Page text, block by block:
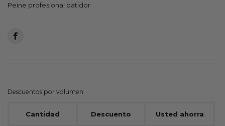
Peine profesional batidor
Descuentos por volumen
Cantidad Descuento Usted ahorra